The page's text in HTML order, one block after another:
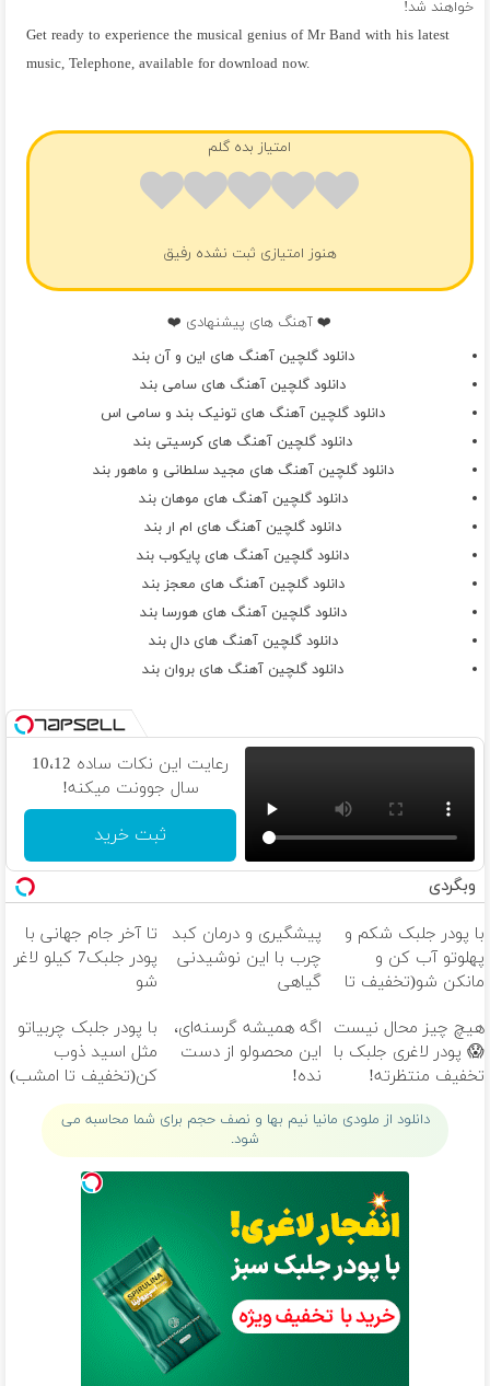
خواهند شد!
Get ready to experience the musical genius of Mr Band with his latest
music, Telephone, available for download now.
امتیاز بده گلم
هنوز امتیازی ثبت نشده رفیق
❤️ آهنگ های پیشنهادی ❤️
دانلود گلچین آهنگ های این و آن بند
دانلود گلچین آهنگ های سامی بند
دانلود گلچین آهنگ های تونیک بند و سامی اس
دانلود گلچین آهنگ های کرسیتی بند
دانلود گلچین آهنگ های مجید سلطانی و ماهور بند
دانلود گلچین آهنگ های موهان بند
دانلود گلچین آهنگ های ام‌ ار بند
دانلود گلچین آهنگ های پایکوب بند
دانلود گلچین آهنگ های معجز بند
دانلود گلچین آهنگ های هورسا بند
دانلود گلچین آهنگ های دال بند
دانلود گلچین آهنگ های بروان بند
رعایت این نکات ساده 10،12
سال جوونت میکنه!
ثبت خرید
وبگردی
با پودر جلبک شکم و
پهلوتو آب کن و
مانکن شو(تخفیف تا
پیشگیری و درمان کبد
چرب با این نوشیدنی
گیاهی
تا آخر جام جهانی با
پودر جلبک7 کیلو لاغر
شو
هیچ چیز محال نیست
😱 پودر لاغری جلبک با
تخفیف منتظرته!
اگه همیشه گرسنه‌ای،
این محصولو از دست
نده!
با پودر جلبک چربیاتو
مثل اسید ذوب
کن(تخفیف تا امشب)
دانلود از ملودی مانیا نیم بها و نصف حجم برای شما محاسبه می
شود.